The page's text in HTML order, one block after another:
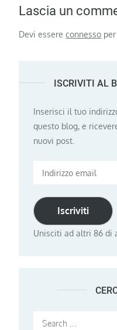
Lascia un
Devi essereconnesso
ISCRIVITI AL
Inserisci il tuo
questo blog, e
nuovi post.
Indirizzo
Iscriviti
Unisciti ad altri 86 di
Search